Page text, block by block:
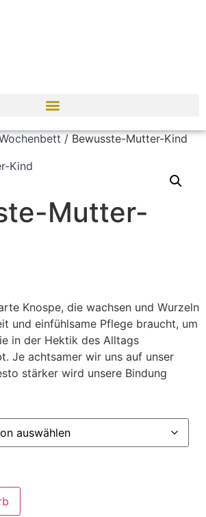
/ Bewusste-Mutter-Kind
Mutter-
Knospe, die wachsen und Wurzeln
und einfühlsame Pflege braucht, um
in der Hektik des Alltags
Je achtsamer wir uns auf unser
stärker wird unsere Bindung